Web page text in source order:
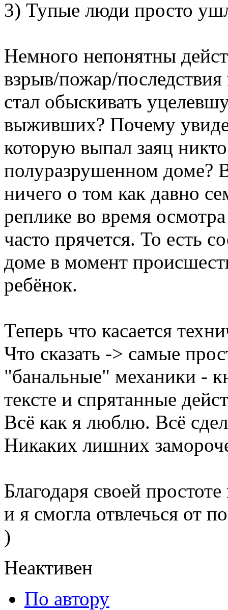
3) Тупые люди просто
Немного непонятны
взрыв/пожар/
стал обыскивать
выживших? Почему
которую выпал заяц
полуразрушенном доме?
ничего о том как давно
реплике во время
часто прячется. То есть
доме в момент
ребёнок.
Теперь что касается
Что сказать -> самые
"банальные" механики -
тексте и спрятанные
Всё как я люблю. Всё
Никаких лишних
Благодаря своей простоте
и я смогла отвлечься от
)
Неактивен
По автору